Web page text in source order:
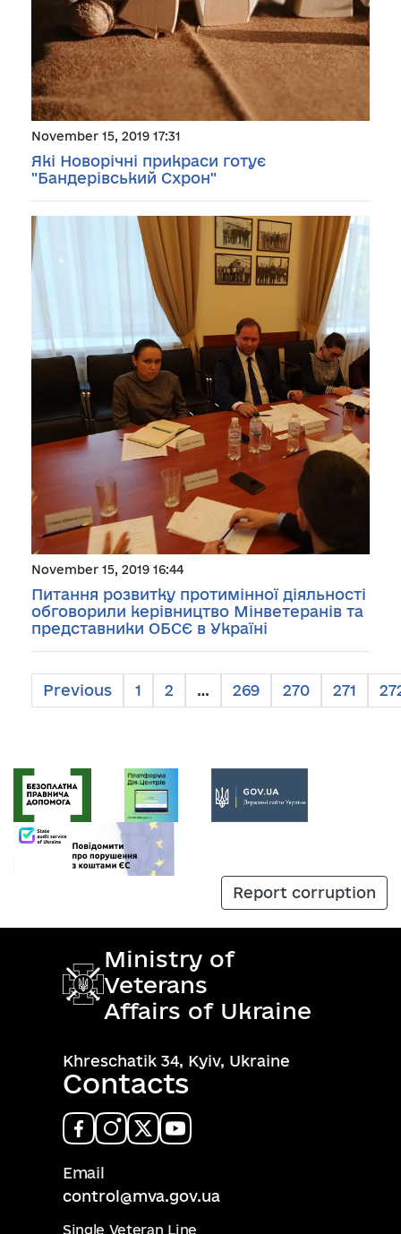
November 15, 2019 17:31
Які Новорічні прикраси готує
"Бандерівський Схрон"
November 15, 2019 16:44
Питання розвитку протимінної діяльності
обговорили керівництво Мінветеранів та
представники ОБСЄ в Україні
Previous 1 2 … 269 270 271
Report corruption
Ministry of
Veterans
Affairs of Ukraine
Khreschatik 34, Kyiv, Ukraine
Contacts
Email
control@mva.gov.ua
Single Veteran Line